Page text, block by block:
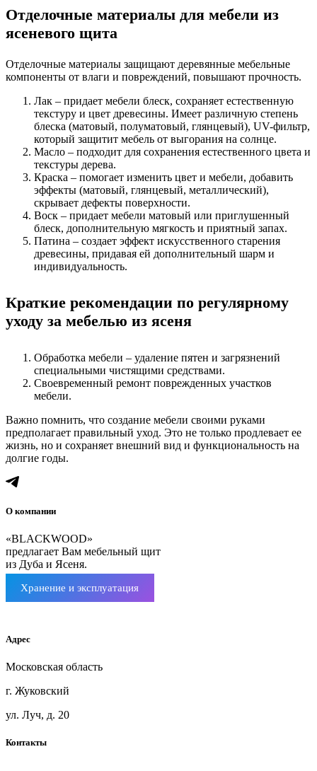
Отделочные материалы для мебели из
ясеневого щита
Отделочные материалы защищают деревянные мебельные
компоненты от влаги и повреждений, повышают прочность.
Лак – придает мебели блеск, сохраняет естественную
текстуру и цвет древесины. Имеет различную степень
блеска (матовый, полуматовый, глянцевый), UV-фильтр,
который защитит мебель от выгорания на солнце.
Масло – подходит для сохранения естественного цвета и
текстуры дерева.
Краска – помогает изменить цвет и мебели, добавить
эффекты (матовый, глянцевый, металлический),
скрывает дефекты поверхности.
Воск – придает мебели матовый или приглушенный
блеск, дополнительную мягкость и приятный запах.
Патина – создает эффект искусственного старения
древесины, придавая ей дополнительный шарм и
индивидуальность.
Краткие рекомендации по регулярному
уходу за мебелью из ясеня
Обработка мебели – удаление пятен и загрязнений
специальными чистящими средствами.
Своевременный ремонт поврежденных участков
мебели.
Важно помнить, что создание мебели своими руками
предполагает правильный уход. Это не только продлевает ее
жизнь, но и сохраняет внешний вид и функциональность на
долгие годы.
О компании
«BLACKWOOD»
предлагает Вам мебельный щит
из Дуба и Ясеня.
Хранение и эксплуатация
Адрес
Московская область
г. Жуковский
ул. Луч, д. 20
Контакты